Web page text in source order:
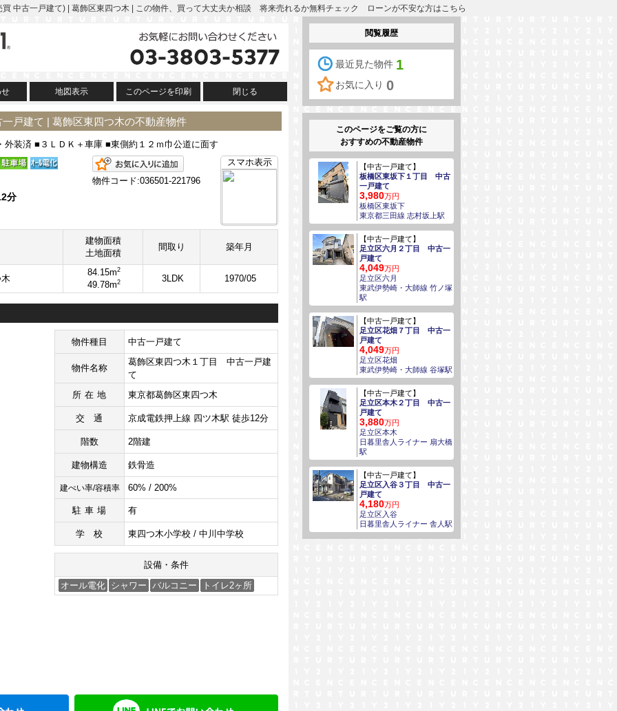
中古一戸建て) | 葛飾区東四つ木 | この物件、買って大丈夫か相談 将来売れるか無料チェック ローンが不安な方はこちら
地図表示 このページを印刷 閉じる
戸建て | 葛飾区東四つ木の不動産物件
装済 ■３ＬＤＫ＋車庫 ■東側約１２ｍ巾公道に面す
分
スマホ表示
お気に入りに追加
物件コード:036501-221796
建物面積
土地面積
間取り 築年月
84.15m2
49.78m2 3LDK 1970/05
物件種目 中古一戸建て
物件名称
葛飾区東四つ木１丁目 中古一戸建
て
所在地
東京都葛飾区東四つ木
交通 京成電鉄押上線 四ツ木駅 徒歩12分
階数 2階建
建物構造 鉄骨造
建ぺい率/容積率 60% / 200%
駐車場 有
学校 東四つ木小学校 / 中川中学校
設備・条件
オール電化 シャワー バルコニー トイレ2ヶ所
メールでお問い合わせ
閲覧履歴
最近見た物件 1
お気に入り 0
このページをご覧の方に
おすすめの不動産物件
【中古一戸建て】
板橋区東坂下１丁目 中古
一戸建て
3,980万円
板橋区東坂下
東京都三田線 志村坂上駅
【中古一戸建て】
足立区六月２丁目 中古一
戸建て
4,049万円
足立区六月
東武伊勢崎・大師線 竹ノ塚
駅
【中古一戸建て】
足立区花畑７丁目 中古一
戸建て
4,049万円
足立区花畑
東武伊勢崎・大師線 谷塚駅
【中古一戸建て】
足立区本木２丁目 中古一
戸建て
3,880万円
足立区本木
日暮里舎人ライナー 扇大橋
駅
【中古一戸建て】
足立区入谷３丁目 中古一
戸建て
4,180万円
足立区入谷
日暮里舎人ライナー 舎人駅